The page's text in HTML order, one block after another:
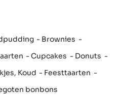
Brownies
Cupcakes
Donuts
Koud
Feesttaarten
bonbons